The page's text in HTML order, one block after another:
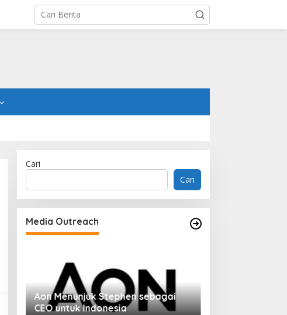
Cari
Cari
Media Outreach
Aon Menunjuk Stephen sebagai
CEO untuk Indonesia
Memperluas